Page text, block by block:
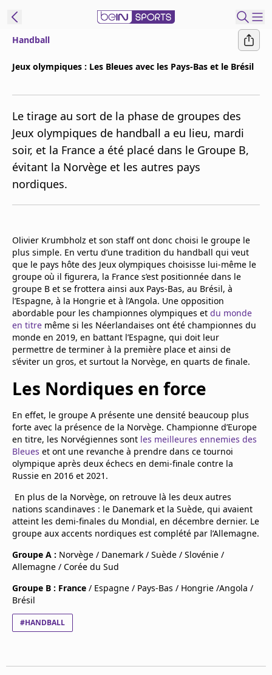
Replays
Podcasts
En Direct
Gérer les
notifications
Grille TV
beINSPIRED
CGU
Mentions légales
Cookies
Protection des données
Paramétrer mon consentement
Handball
Jeux olympiques : Les Bleues avec les Pays-Bas et le Brésil
Le tirage au sort de la phase de groupes des
Jeux olympiques de handball a eu lieu, mardi
soir, et la France a été placé dans le Groupe B,
évitant la Norvège et les autres pays
nordiques.
Olivier Krumbholz et son staff ont donc choisi le groupe le
plus simple. En vertu d’une tradition du handball qui veut
que le pays hôte des Jeux olympiques choisisse lui-même le
groupe où il figurera, la France s’est positionnée dans le
groupe B et se frottera ainsi aux Pays-Bas, au Brésil, à
l’Espagne, à la Hongrie et à l’Angola. Une opposition
abordable pour les championnes olympiques et du monde
en titre même si les Néerlandaises ont été championnes du
monde en 2019, en battant l’Espagne, qui doit leur
permettre de terminer à la première place et ainsi de
s’éviter un gros, et surtout la Norvège, en quarts de finale.
Les Nordiques en force
En effet, le groupe A présente une densité beaucoup plus
forte avec la présence de la Norvège. Championne d’Europe
en titre, les Norvégiennes sont les meilleures ennemies des
Bleues et ont une revanche à prendre dans ce tournoi
olympique après deux échecs en demi-finale contre la
Russie en 2016 et 2021.
En plus de la Norvège, on retrouve là les deux autres
nations scandinaves : le Danemark et la Suède, qui avaient
atteint les demi-finales du Mondial, en décembre dernier. Le
groupe aux accents nordiques est complété par l’Allemagne.
Groupe A : Norvège / Danemark / Suède / Slovénie /
Allemagne / Corée du Sud
Groupe B : France / Espagne / Pays-Bas / Hongrie /Angola /
Brésil
#HANDBALL